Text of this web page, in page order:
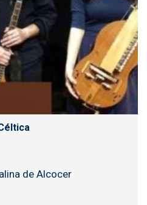
de Alcocer